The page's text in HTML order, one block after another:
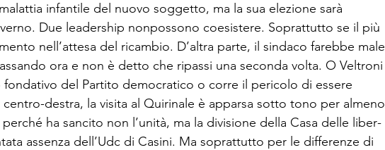
infantile del nuovo soggetto, ma la sua ele­zione sarà
Due leadership nonpossono coesistere. So­prattutto se il più
nell’attesa del ricambio. D’altra par­te, il sindaco farebbe male
ora e non è detto che ripassi una seconda volta. O Veltroni
fondativo del Partito democratico o corre il pericolo di essere
destra, la visita al Quiri­nale è apparsa sotto tono per almeno
ha sancito non l’unità, ma la divisione della Casa delle liber­
assenza dell’Udc di Casini. Ma soprattutto per le dif­ferenze di